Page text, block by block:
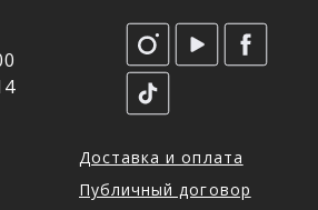
Доставка и оплата
Публичный договор